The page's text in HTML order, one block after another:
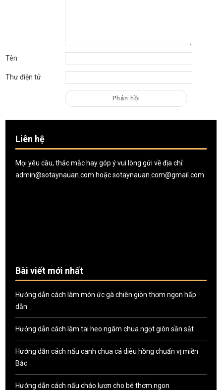
Tên
Thư điện tử
Liên hệ
Mọi yêu cầu, thắc mắc hay góp ý vui lòng gửi về địa chỉ:
admin@sotaynauan.com hoặcsotaynauan.com@gmail.com
Bài viết mới nhất
Hướng dẫn cách làm món ức gà chiên giòn thơm ngon hấp
dẫn
Hướng dẫn cách làm tai heo ngâm chua ngọt giòn sần sật
Hướng dẫn cách nấu canh chua cá diêu hồng chuẩn vị miền
Bắc
Hướng dẫn cách nấu cháo lươn cho bé thơm ngon